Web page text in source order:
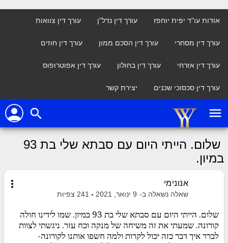
אודות עו"ד יפית יוחפז עורך דין נדל"ן עורך דין צוואות
עורך דין מסחרי עורך דין הסכם ממון עורך דין חוזים
עורך דין אזרחי עורך דין בחולון עורך דין אפוטרופוס
עורך דין סכסוכי שכנים יצירת קשר
menu
search
person
שלום. הייתי היום עם סבתא שלי בת 93
במיון.
more_vert אנונימי
שאלה נשאלה ב- 9 ינואר, 2021 241 צפיות
שלום. הייתי היום עם סבתא שלי בת 93 במיון. שמו לידינו חולה
קורונה. שמעתי את זה משיחה של מנקה וכח עזר. ניגשתי לצוות
לברר איך דבר כזה יכול לקרות ולמה חשפו אותנו לקורונה-